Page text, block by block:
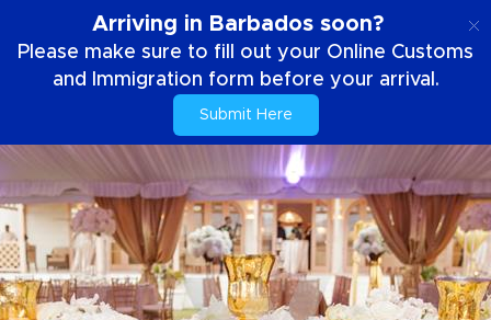
Arriving in Barbados soon?
Please make sure to fill out your Online Customs
and Immigration form before your arrival.
Submit Here